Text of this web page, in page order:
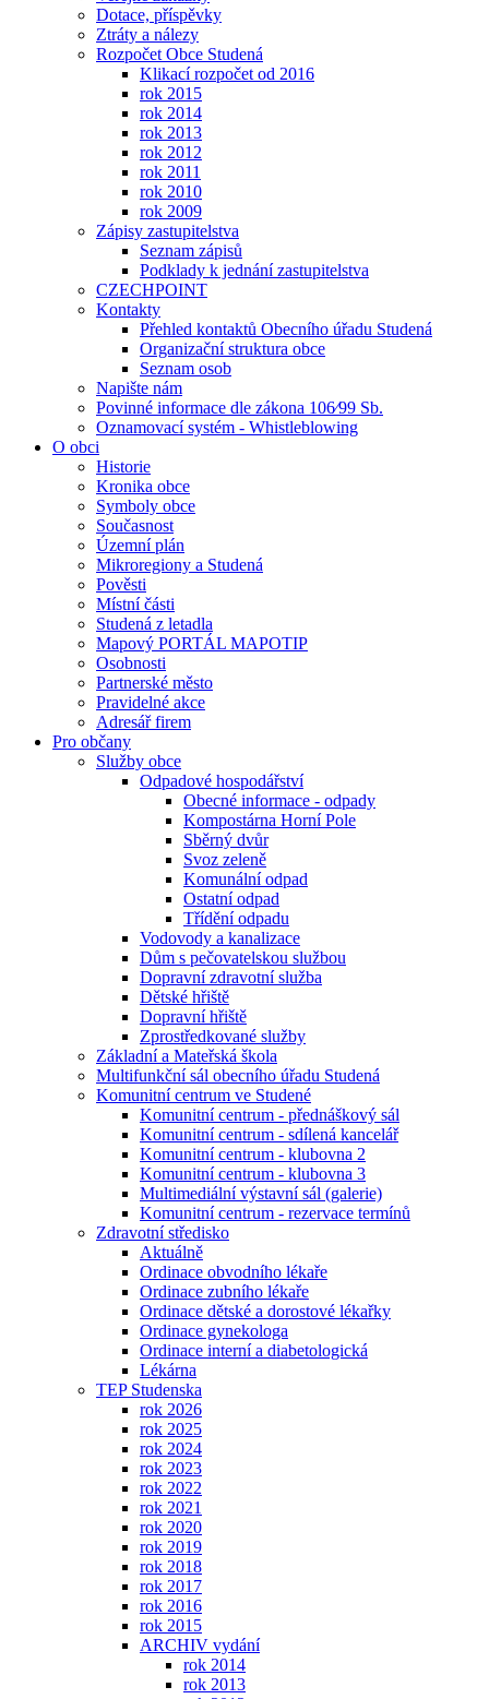
Dotace, příspěvky
Ztráty a nálezy
Rozpočet Obce Studená
Klikací rozpočet od 2016
rok 2015
rok 2014
rok 2013
rok 2012
rok 2011
rok 2010
rok 2009
Zápisy zastupitelstva
Seznam zápisů
Podklady k jednání zastupitelstva
CZECHPOINT
Kontakty
Přehled kontaktů Obecního úřadu Studená
Organizační struktura obce
Seznam osob
Napište nám
Povinné informace dle zákona 106⁄99 Sb.
Oznamovací systém - Whistleblowing
O obci
Historie
Kronika obce
Symboly obce
Současnost
Územní plán
Mikroregiony a Studená
Pověsti
Místní části
Studená z letadla
Mapový PORTÁL MAPOTIP
Osobnosti
Partnerské město
Pravidelné akce
Adresář firem
Pro občany
Služby obce
Odpadové hospodářství
Obecné informace - odpady
Kompostárna Horní Pole
Sběrný dvůr
Svoz zeleně
Komunální odpad
Ostatní odpad
Třídění odpadu
Vodovody a kanalizace
Dům s pečovatelskou službou
Dopravní zdravotní služba
Dětské hřiště
Dopravní hřiště
Zprostředkované služby
Základní a Mateřská škola
Multifunkční sál obecního úřadu Studená
Komunitní centrum ve Studené
Komunitní centrum - přednáškový sál
Komunitní centrum - sdílená kancelář
Komunitní centrum - klubovna 2
Komunitní centrum - klubovna 3
Multimediální výstavní sál (galerie)
Komunitní centrum - rezervace termínů
Zdravotní středisko
Aktuálně
Ordinace obvodního lékaře
Ordinace zubního lékaře
Ordinace dětské a dorostové lékařky
Ordinace gynekologa
Ordinace interní a diabetologická
Lékárna
TEP Studenska
rok 2026
rok 2025
rok 2024
rok 2023
rok 2022
rok 2021
rok 2020
rok 2019
rok 2018
rok 2017
rok 2016
rok 2015
ARCHIV vydání
rok 2014
rok 2013